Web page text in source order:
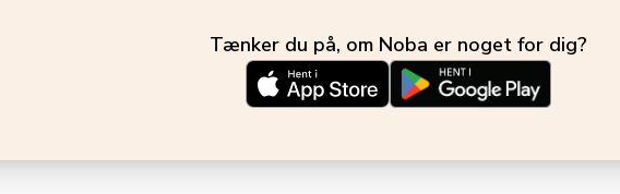
Tænker du på, om Noba er noget for dig?